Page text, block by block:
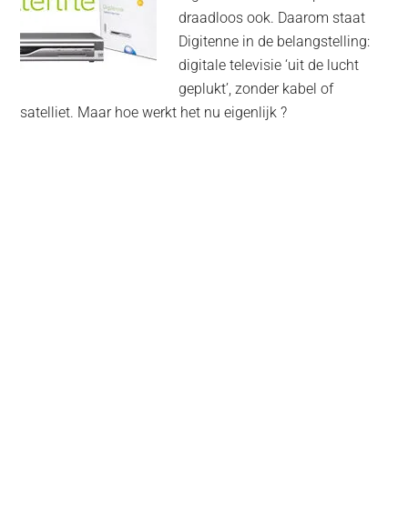
draadloos ook. Daarom staat
Digitenne in de belangstelling:
digitale televisie ‘uit de lucht
geplukt’, zonder kabel of
satelliet. Maar hoe werkt het nu eigenlijk ?